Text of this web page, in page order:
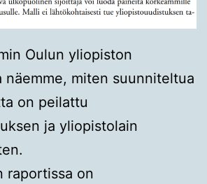
Oulun yliopiston
näemme, miten suunniteltua
on peilattu
ja yliopistolain
raportissa on